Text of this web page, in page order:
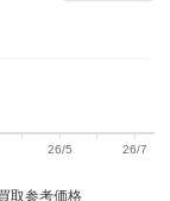
取参考価格